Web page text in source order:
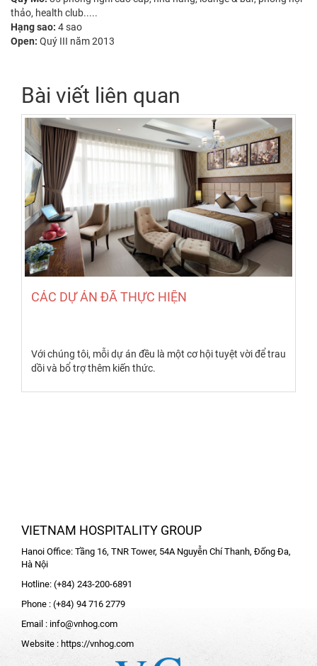
thảo, health club.....
Hạng sao: 4 sao
Open: Quý III năm 2013
Bài viết liên quan
CÁC DỰ ÁN ĐÃ THỰC HIỆN
Với chúng tôi, mỗi dự án đều là một cơ hội tuyệt vời để trau
dồi và bổ trợ thêm kiến thức.
VIETNAM HOSPITALITY GROUP
Hanoi Office: Tầng 16, TNR Tower, 54A Nguyễn Chí Thanh, Đống Đa,
Hà Nội
Hotline: (+84) 243-200-6891
Phone : (+84) 94 716 2779
Email : info@vnhog.com
Website : https://vnhog.com